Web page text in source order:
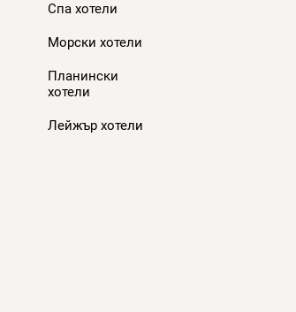
Спа хотели
Морски хотели
Планински
хотели
Лейжър хотели